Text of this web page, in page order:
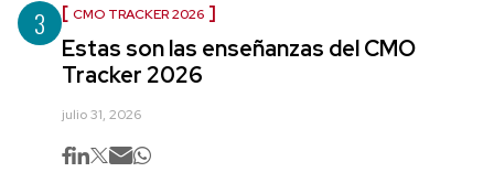
3 CMO TRACKER 2026
Estas son las enseñanzas del CMO
Tracker 2026
julio 31, 2026